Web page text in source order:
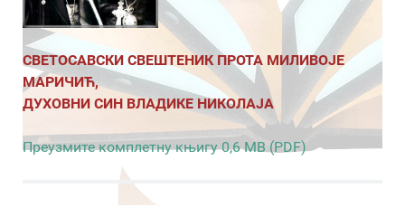
СВЕТОСАВСКИ СВЕШТЕНИК ПРОТА МИЛИВОЈЕ
МАРИЧИЋ,
ДУХОВНИ СИН ВЛАДИКЕ НИКОЛАЈА
Преузмите комплетну књигу 0,6 MB (PDF)